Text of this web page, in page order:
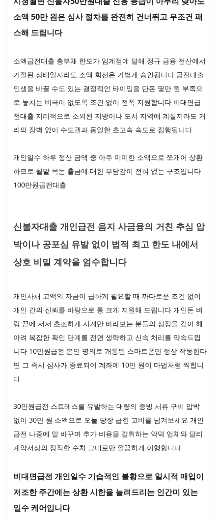
소액 50만 원은 심사 절차를 완전히 건너뛰고 무조건 패
스해 드립니다
소액급전대출 총부채 한도가 임계점에 달해 정규 금융 전산에서
거절된 상태일지라도 소액 회선은 가볍게 승인됩니다 급전대출
인생을 바꿀 수도 있는 결정적인 타이밍을 단돈 몇만 원 부족으
로 놓치는 비극이 없도록 조건 없이 전폭 지원합니다 비대면급
전대출 지리적으로 소외된 지방이나 도서 지역에 계실지라도 거
리의 장벽 없이 수도권과 동일한 초고속 속도로 집행됩니다
개인일수 하루 정산 금액 중 아주 미미한 소액으로 쪼개어 상환
하므로 월말 목돈 출금에 대한 부담감이 전혀 없는 구조입니다
100만원급전대출
신불자대출 개인급전 음지 사금융의 거친 추심 압
박이나 공포심 유발 없이 법적 최고 한도 내에서
상호 비밀 계약을 엄수합니다
개인사채 고액의 자금이 급하게 필요할 때 까다로운 조건 없이
개인 간의 신뢰를 바탕으로 통 크게 지원해 드립니다 개인돈 벼
랑 끝에 서서 초조하게 시계만 바라보는 분들의 심정을 깊이 헤
아려 복잡한 확인 단계를 전면 생략하고 신속 처리를 약속드립
니다 10만원급전 본인 명의로 개통된 스마트폰만 정상 작동한다
면 그 즉시 심사가 종료되어 계좌에 10만 원이 마법처럼 찍힙니
다
30만원급전 스트레스를 유발하는 대량의 증빙 서류 구비 압박
없이 30만 원 소액으로 오늘 당장 급한 고비를 넘겨보세요 개인
급전 나중에 말 바꾸며 추가 비용을 갈취하는 악덕 업체와 달리
계약서상의 정직한 수치 그대로만 깔끔하게 이행합니다
비대면급전 개인일수 기습적인 불황으로 일시적 매입이
저조한 주간에는 상환 시한을 늘려드리는 인간미 있는
일수 케어입니다